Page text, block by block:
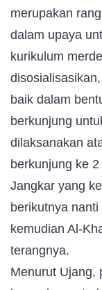
merupakan
dalam upaya
kurikulum
baik dalam
berkunjung
dilaksanakan
berkunjung ke
Jangkar yang
berikutnya
kemudian Al-
terangnya.
Menurut Ujang,